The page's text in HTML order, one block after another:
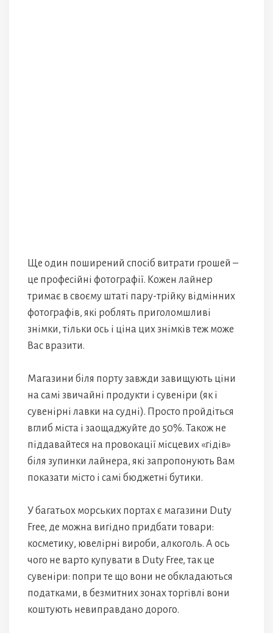
Ще один поширений спосіб витрати грошей –
це професійні фотографії. Кожен лайнер
тримає в своєму штаті пару-трійку відмінних
фотографів, які роблять приголомшливі
знімки, тільки ось і ціна цих знімків теж може
Вас вразити.
Магазини біля порту завжди завищують ціни
на самі звичайні продукти і сувеніри (як і
сувенірні лавки на судні). Просто пройдіться
вглиб міста і заощаджуйте до 50%. Також не
піддавайтеся на провокації місцевих «гідів»
біля зупинки лайнера, які запропонують Вам
показати місто і самі бюджетні бутики.
У багатьох морських портах є магазини Duty
Free, де можна вигідно придбати товари:
косметику, ювелірні вироби, алкоголь. А ось
чого не варто купувати в Duty Free, так це
сувеніри: попри те що вони не обкладаються
податками, в безмитних зонах торгівлі вони
коштують невиправдано дорого.